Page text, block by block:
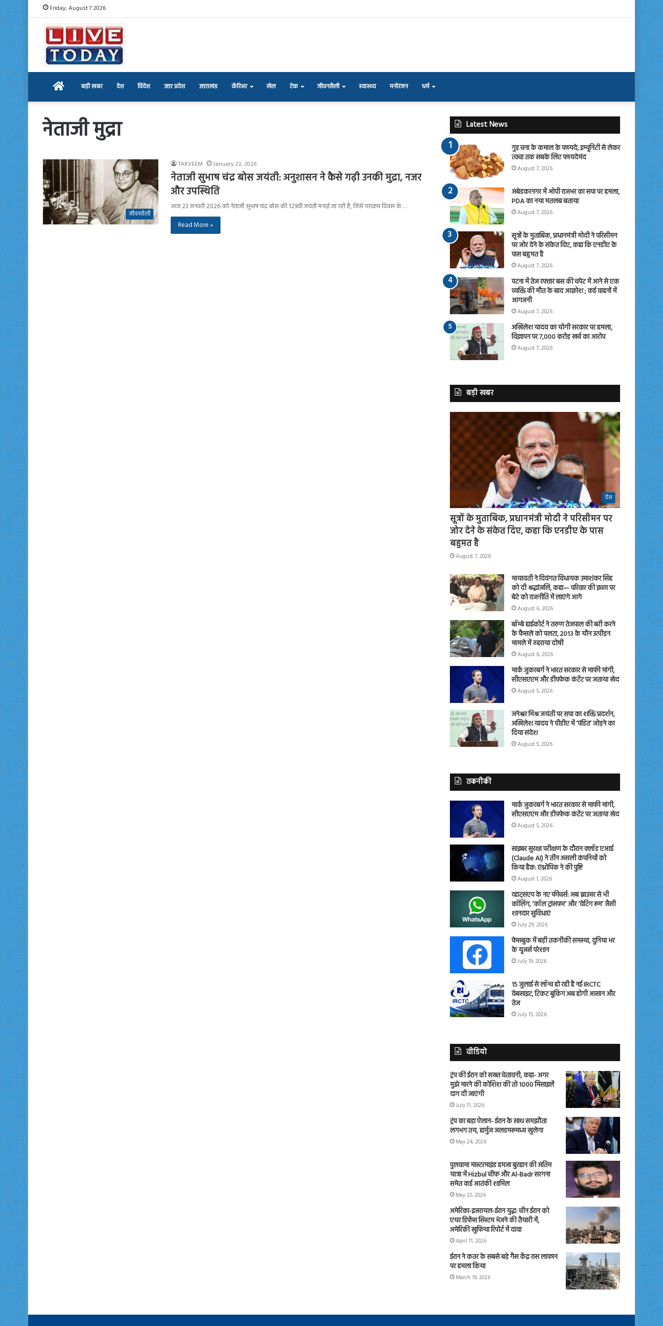
Friday, August 7 2026
Home बड़ी खबर देश विदेश उत्तर प्रदेश उत्तराखंड कॅरिअर खेल टेक जीवनशैली स्वास्थ्य मनोरंजन धर्म
नेताजी मुद्रा
जीवनशैली
TAKVEEM January 23, 2026
नेताजी सुभाष चंद्र बोस जयंती: अनुशासन ने कैसे गढ़ी उनकी मुद्रा, नजर
और उपस्थिति
आज 23 जनवरी 2026 को नेताजी सुभाष चंद्र बोस की 129वीं जयंती मनाई जा रही है, जिसे पराक्रम दिवस के…
Read More »
Latest News
गुड़ चना के कमाल के फायदे, इम्यूनिटी से लेकर
त्वचा तक सबके लिए फायदेमंद
August 7, 2026
अंबेडकरनगर में ओपी राजभर का सपा पर हमला,
PDA का नया मतलब बताया
August 7, 2026
सूत्रों के मुताबिक, प्रधानमंत्री मोदी ने परिसीमन
पर जोर देने के संकेत दिए, कहा कि एनडीए के
पास बहुमत है
August 7, 2026
पटना में तेज रफ्तार बस की चपेट में आने से एक
व्यक्ति की मौत के बाद आक्रोश ; कई वाहनों में
आगजनी
August 7, 2026
अखिलेश यादव का योगी सरकार पर हमला,
विज्ञापन पर 7,000 करोड़ खर्च का आरोप
August 7, 2026
बड़ी खबर
देश
सूत्रों के मुताबिक, प्रधानमंत्री मोदी ने परिसीमन पर
जोर देने के संकेत दिए, कहा कि एनडीए के पास
बहुमत है
August 7, 2026
मायावती ने दिवंगत विधायक उमाशंकर सिंह
को दी श्रद्धांजलि, कहा— परिवार की इच्छा पर
बेटे को राजनीति में लाएंगे आगे
August 6, 2026
बॉम्बे हाईकोर्ट ने तरुण तेजपाल की बरी करने
के फैसले को पलटा, 2013 के यौन उत्पीड़न
मामले में ठहराया दोषी
August 6, 2026
मार्क जुकरबर्ग ने भारत सरकार से माफी मांगी,
सीएसएएम और डीपफेक कंटेंट पर जताया खेद
August 5, 2026
जनेश्वर मिश्र जयंती पर सपा का शक्ति प्रदर्शन,
अखिलेश यादव ने पीडीए में ‘पंडित’ जोड़ने का
दिया संदेश
August 5, 2026
तकनीकी
मार्क जुकरबर्ग ने भारत सरकार से माफी मांगी,
सीएसएएम और डीपफेक कंटेंट पर जताया खेद
August 5, 2026
साइबर सुरक्षा परीक्षण के दौरान क्लॉड एआई
(Claude AI) ने तीन असली कंपनियों को
किया हैक: एंथ्रोपिक ने की पुष्टि
August 1, 2026
व्हाट्सएप के नए फीचर्स: अब ब्राउजर से भी
कॉलिंग, ‘कॉल ट्रांसफर’ और ‘वेटिंग रूम’ जैसी
शानदार सुविधाएं
July 29, 2026
फेसबुक में बड़ी तकनीकी समस्या, दुनिया भर
के यूजर्स परेशान
July 19, 2026
15 जुलाई से लॉन्च हो रही है नई IRCTC
वेबसाइट, टिकट बुकिंग अब होगी आसान और
तेज
July 15, 2026
वीडियो
ट्रंप की ईरान को सख्त चेतावनी, कहा- अगर
मुझे मारने की कोशिश की तो 1000 मिसाइलें
दाग दी जाएंगी
July 11, 2026
ट्रंप का बड़ा ऐलान- ईरान के साथ समझौता
लगभग तय, हार्मुज जलडमरूमध्य खुलेगा
May 24, 2026
पुलवामा मास्टरमाइंड हमजा बुरहान की अंतिम
यात्रा में Hizbul चीफ और Al-Badr सरगना
समेत कई आतंकी शामिल
May 23, 2026
अमेरिका-इजरायल-ईरान युद्ध: चीन ईरान को
एयर डिफेंस सिस्टम भेजने की तैयारी में,
अमेरिकी खुफिया रिपोर्ट में दावा
April 11, 2026
ईरान ने कतर के सबसे बड़े गैस केंद्र रास लाफान
पर हमला किया
March 19, 2026